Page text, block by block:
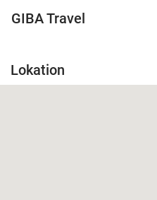
GIBA Travel
Lokation